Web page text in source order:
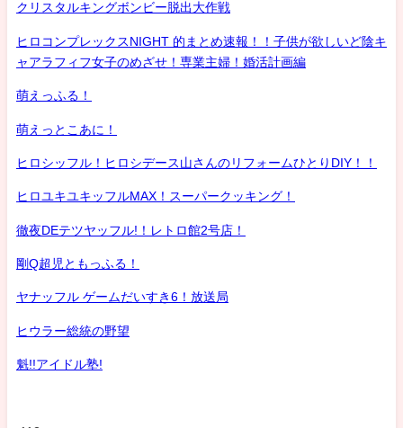
クリスタルキングボンビー脱出大作戦
ヒロコンプレックスNIGHT 的まとめ速報！！子供が欲しいど陰キ
ャアラフィフ女子のめざせ！専業主婦！婚活計画編
萌えっふる！
萌えっとこあに！
ヒロシッフル！ヒロシデース山さんのリフォームひとりDIY！！
ヒロユキユキッフルMAX！スーパークッキング！
徹夜DEテツヤッフル!！レトロ館2号店！
剛Q超児ともっふる！
ヤナッフル ゲームだいすき6！放送局
ヒウラー総統の野望
魁!!アイドル塾!